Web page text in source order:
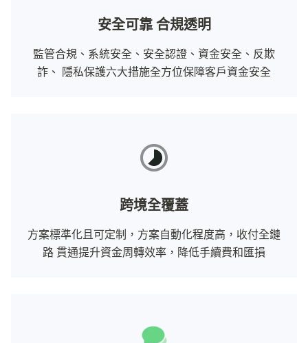
安全可靠 合規透明
監管合規、系統安全、安全認證、資金安全、反欺
詐、 隱私保護六大措施全方位保障客戶資金安全
跨境全覆蓋
方案標準化且可定制，方案自動化程度高，收付全鏈
路 貫通提升資金周轉效率，降低手續費和匯損